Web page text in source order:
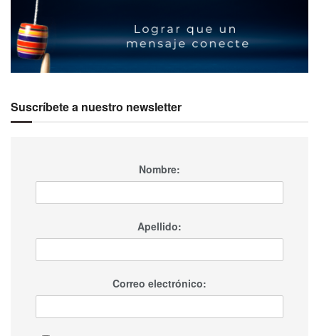
Suscríbete a nuestro newsletter
Nombre:
Apellido:
Correo electrónico: